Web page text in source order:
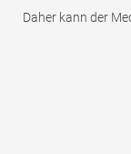
Daher kann der